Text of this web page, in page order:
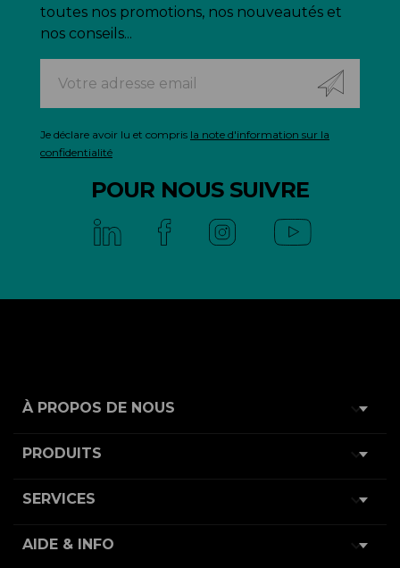
toutes nos promotions, nos nouveautés et
nos conseils...
Je déclare avoir lu et compris la note d'information sur la
confidentialité
POUR NOUS SUIVRE
À PROPOS DE NOUS 
PRODUITS 
SERVICES 
AIDE & INFO 